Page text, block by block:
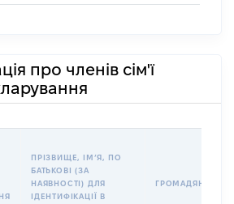
про членів сім'ї
ПРІЗВИЩЕ, ІМʼЯ, ПО
БАТЬКОВІ (ЗА
НАЯВНОСТІ) ДЛЯ
ІДЕНТИФІКАЦІЇ В
ГРОМАДЯНСТВО